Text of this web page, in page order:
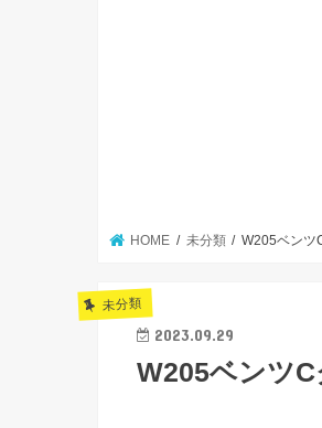
HOME 未分類 W205ベンツ
未分類
2023.09.29
W205ベンツ